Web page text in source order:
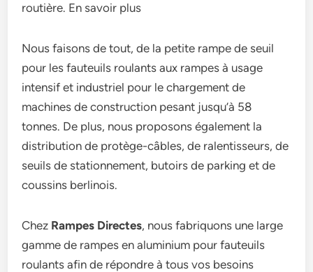
routière. En savoir plus
Nous faisons de tout, de la petite rampe de seuil
pour les fauteuils roulants aux rampes à usage
intensif et industriel pour le chargement de
machines de construction pesant jusqu’à 58
tonnes. De plus, nous proposons également la
distribution de protège-câbles, de ralentisseurs, de
seuils de stationnement, butoirs de parking et de
coussins berlinois.
Chez Rampes Directes, nous fabriquons une large
gamme de rampes en aluminium pour fauteuils
roulants afin de répondre à tous vos besoins